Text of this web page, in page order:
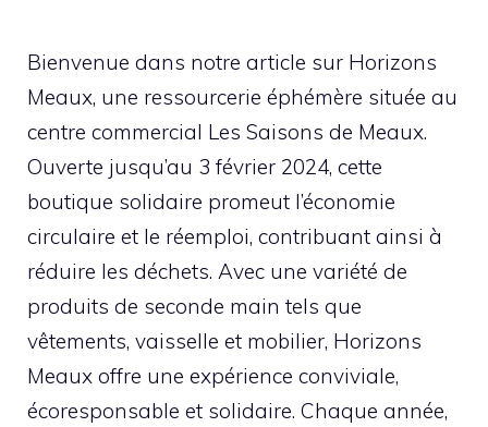
Bienvenue dans notre article sur Horizons
Meaux, une ressourcerie éphémère située au
centre commercial Les Saisons de Meaux.
Ouverte jusqu’au 3 février 2024, cette
boutique solidaire promeut l’économie
circulaire et le réemploi, contribuant ainsi à
réduire les déchets. Avec une variété de
produits de seconde main tels que
vêtements, vaisselle et mobilier, Horizons
Meaux offre une expérience conviviale,
écoresponsable et solidaire. Chaque année,